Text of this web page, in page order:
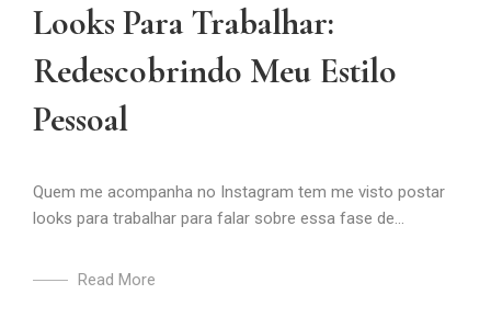
Looks Para Trabalhar:
Redescobrindo Meu Estilo
Pessoal
Quem me acompanha no Instagram tem me visto postar
looks para trabalhar para falar sobre essa fase de...
Read More